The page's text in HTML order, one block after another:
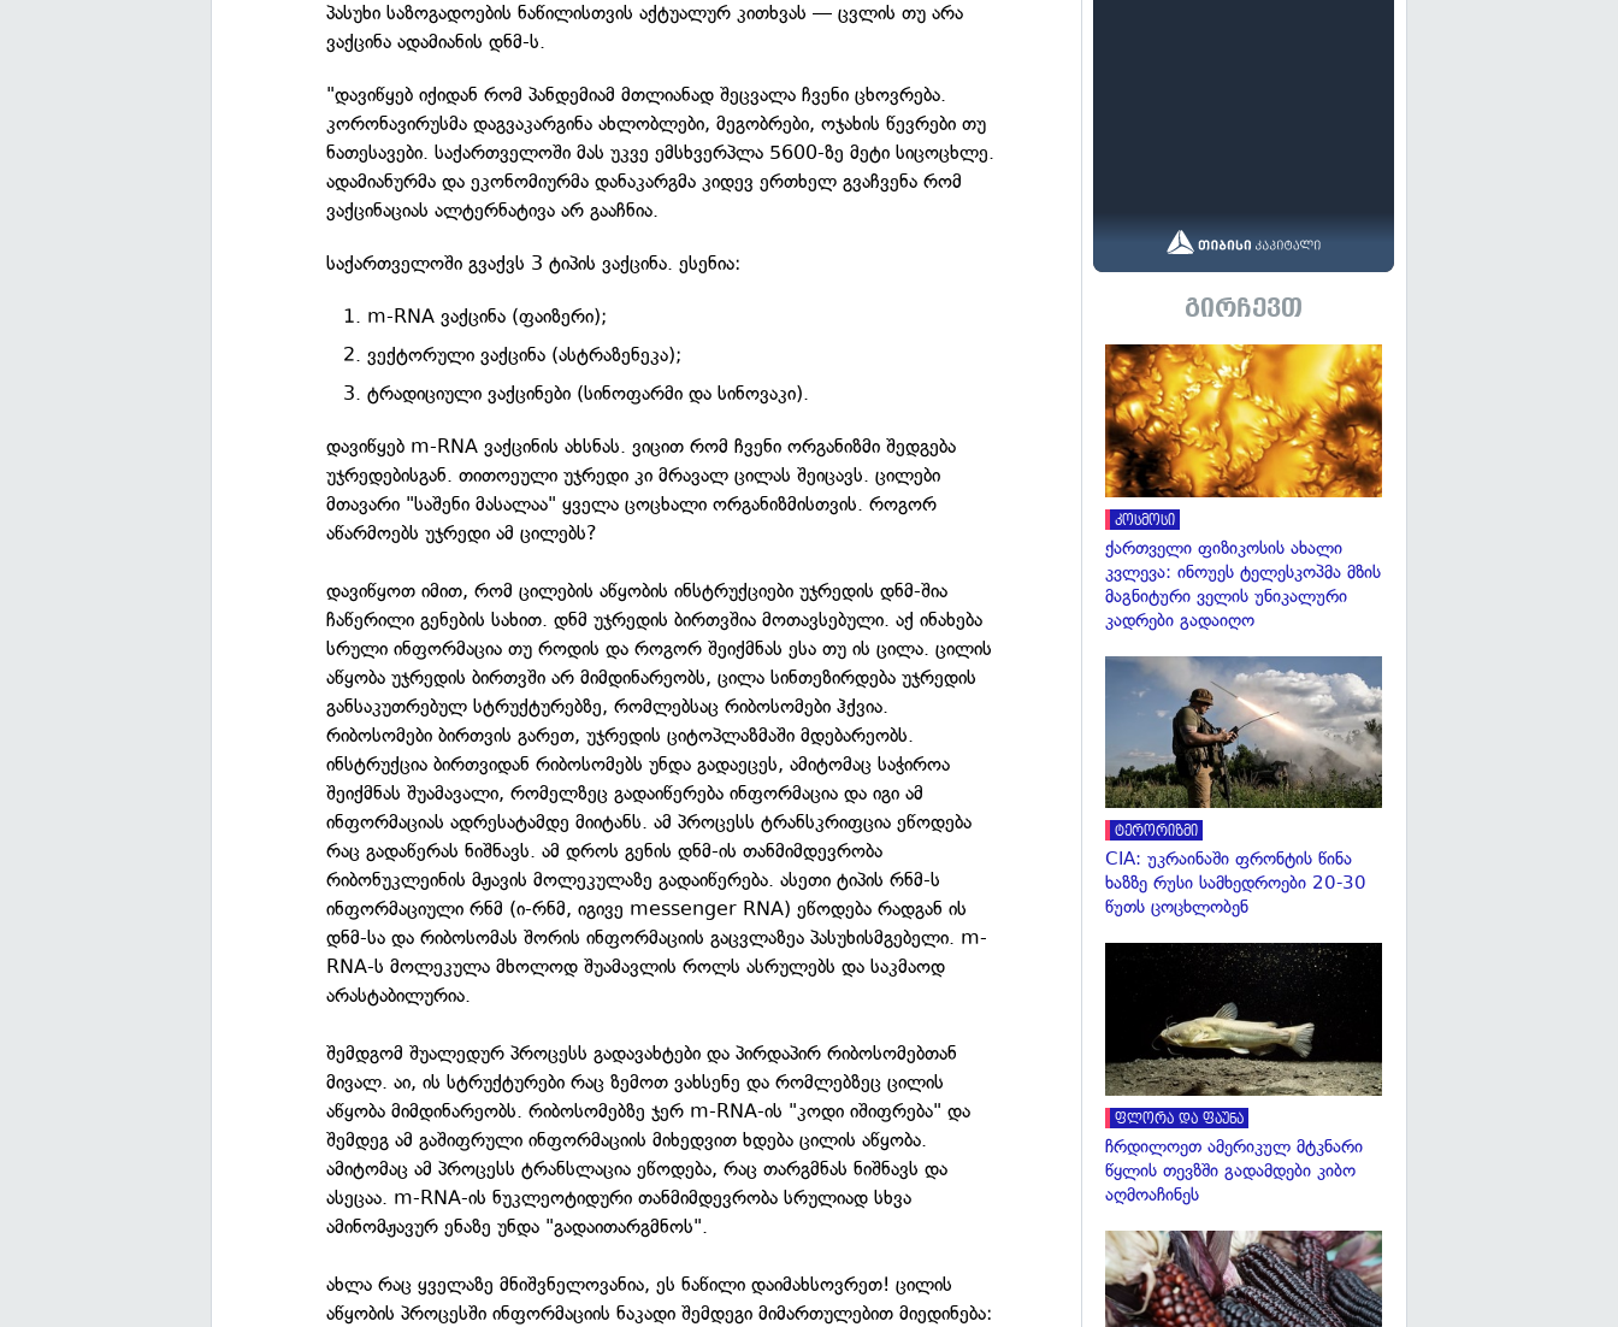
პასუხი საზოგადოების ნაწილისთვის აქტუალურ კითხვას — ცვლის თუ არა
ვაქცინა ადამიანის დნმ-ს.
"დავიწყებ იქიდან რომ პანდემიამ მთლიანად შეცვალა ჩვენი ცხოვრება.
კორონავირუსმა დაგვაკარგინა ახლობლები, მეგობრები, ოჯახის წევრები თუ
ნათესავები. საქართველოში მას უკვე ემსხვერპლა 5600-ზე მეტი სიცოცხლე.
ადამიანურმა და ეკონომიურმა დანაკარგმა კიდევ ერთხელ გვაჩვენა რომ
ვაქცინაციას ალტერნატივა არ გააჩნია.
საქართველოში გვაქვს 3 ტიპის ვაქცინა. ესენია:
m-RNA ვაქცინა (ფაიზერი);
ვექტორული ვაქცინა (ასტრაზენეკა);
ტრადიციული ვაქცინები (სინოფარმი და სინოვაკი).
დავიწყებ m-RNA ვაქცინის ახსნას. ვიცით რომ ჩვენი ორგანიზმი შედგება
უჯრედებისგან. თითოეული უჯრედი კი მრავალ ცილას შეიცავს. ცილები
მთავარი "საშენი მასალაა" ყველა ცოცხალი ორგანიზმისთვის. როგორ
აწარმოებს უჯრედი ამ ცილებს?
დავიწყოთ იმით, რომ ცილების აწყობის ინსტრუქციები უჯრედის დნმ-შია
ჩაწერილი გენების სახით. დნმ უჯრედის ბირთვშია მოთავსებული. აქ ინახება
სრული ინფორმაცია თუ როდის და როგორ შეიქმნას ესა თუ ის ცილა. ცილის
აწყობა უჯრედის ბირთვში არ მიმდინარეობს, ცილა სინთეზირდება უჯრედის
განსაკუთრებულ სტრუქტურებზე, რომლებსაც რიბოსომები ჰქვია.
რიბოსომები ბირთვის გარეთ, უჯრედის ციტოპლაზმაში მდებარეობს.
ინსტრუქცია ბირთვიდან რიბოსომებს უნდა გადაეცეს, ამიტომაც საჭიროა
შეიქმნას შუამავალი, რომელზეც გადაიწერება ინფორმაცია და იგი ამ
ინფორმაციას ადრესატამდე მიიტანს. ამ პროცესს ტრანსკრიფცია ეწოდება
რაც გადაწერას ნიშნავს. ამ დროს გენის დნმ-ის თანმიმდევრობა
რიბონუკლეინის მჟავის მოლეკულაზე გადაიწერება. ასეთი ტიპის რნმ-ს
ინფორმაციული რნმ (ი-რნმ, იგივე messenger RNA) ეწოდება რადგან ის
დნმ-სა და რიბოსომას შორის ინფორმაციის გაცვლაზეა პასუხისმგებელი. m-
RNA-ს მოლეკულა მხოლოდ შუამავლის როლს ასრულებს და საკმაოდ
არასტაბილურია.
შემდგომ შუალედურ პროცესს გადავახტები და პირდაპირ რიბოსომებთან
მივალ. აი, ის სტრუქტურები რაც ზემოთ ვახსენე და რომლებზეც ცილის
აწყობა მიმდინარეობს. რიბოსომებზე ჯერ m-RNA-ის "კოდი იშიფრება" და
შემდეგ ამ გაშიფრული ინფორმაციის მიხედვით ხდება ცილის აწყობა.
ამიტომაც ამ პროცესს ტრანსლაცია ეწოდება, რაც თარგმნას ნიშნავს და
ასეცაა. m-RNA-ის ნუკლეოტიდური თანმიმდევრობა სრულიად სხვა
ამინომჟავურ ენაზე უნდა "გადაითარგმნოს".
ახლა რაც ყველაზე მნიშვნელოვანია, ეს ნაწილი დაიმახსოვრეთ! ცილის
აწყობის პროცესში ინფორმაციის ნაკადი შემდეგი მიმართულებით მიედინება:
გირჩევთ
კოსმოსი
ქართველი ფიზიკოსის ახალი
კვლევა: ინოუეს ტელესკოპმა მზის
მაგნიტური ველის უნიკალური
კადრები გადაიღო
ტერორიზმი
CIA: უკრაინაში ფრონტის წინა
ხაზზე რუსი სამხედროები 20-30
წუთს ცოცხლობენ
ფლორა და ფაუნა
ჩრდილოეთ ამერიკულ მტკნარი
წყლის თევზში გადამდები კიბო
აღმოაჩინეს